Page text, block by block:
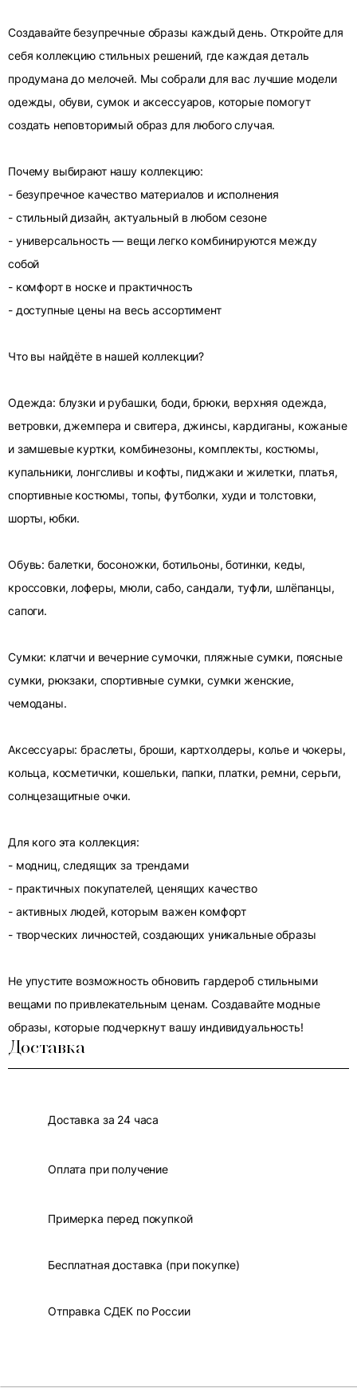
Создавайте безупречные образы каждый день. Откройте для
себя коллекцию стильных решений, где каждая деталь
продумана до мелочей. Мы собрали для вас лучшие модели
одежды, обуви, сумок и аксессуаров, которые помогут
создать неповторимый образ для любого случая.
Почему выбирают нашу коллекцию:
- безупречное качество материалов и исполнения
- стильный дизайн, актуальный в любом сезоне
- универсальность — вещи легко комбинируются между
собой
- комфорт в носке и практичность
- доступные цены на весь ассортимент
Что вы найдёте в нашей коллекции?
Одежда: блузки и рубашки, боди, брюки, верхняя одежда,
ветровки, джемпера и свитера, джинсы, кардиганы, кожаные
и замшевые куртки, комбинезоны, комплекты, костюмы,
купальники, лонгсливы и кофты, пиджаки и жилетки, платья,
спортивные костюмы, топы, футболки, худи и толстовки,
шорты, юбки.
Обувь: балетки, босоножки, ботильоны, ботинки, кеды,
кроссовки, лоферы, мюли, сабо, сандали, туфли, шлёпанцы,
сапоги.
Сумки: клатчи и вечерние сумочки, пляжные сумки, поясные
сумки, рюкзаки, спортивные сумки, сумки женские,
чемоданы.
Аксессуары: браслеты, броши, картхолдеры, колье и чокеры,
кольца, косметички, кошельки, папки, платки, ремни, серьги,
солнцезащитные очки.
Для кого эта коллекция:
- модниц, следящих за трендами
- практичных покупателей, ценящих качество
- активных людей, которым важен комфорт
- творческих личностей, создающих уникальные образы
Не упустите возможность обновить гардероб стильными
вещами по привлекательным ценам. Создавайте модные
образы, которые подчеркнут вашу индивидуальность!
Доставка
Доставка за 24 часа
Оплата при получение
Примерка перед покупкой
Бесплатная доставка (при покупке)
Отправка СДЕК по России